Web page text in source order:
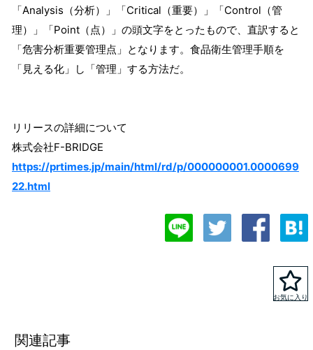
「Analysis（分析）」「Critical（重要）」「Control（管
理）」「Point（点）」の頭文字をとったもので、直訳すると
「危害分析重要管理点」となります。食品衛生管理手順を
「見える化」し「管理」する方法だ。
リリースの詳細について
株式会社F-BRIDGE
https://prtimes.jp/main/html/rd/p/000000001.0000699
22.html
関連記事